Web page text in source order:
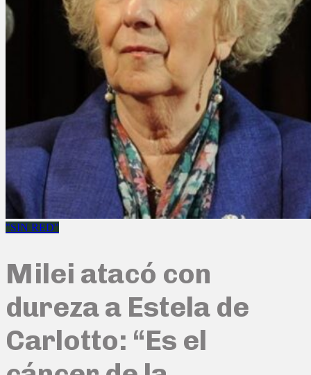
"SIN RED"
Milei atacó con
dureza a Estela de
Carlotto: “Es el